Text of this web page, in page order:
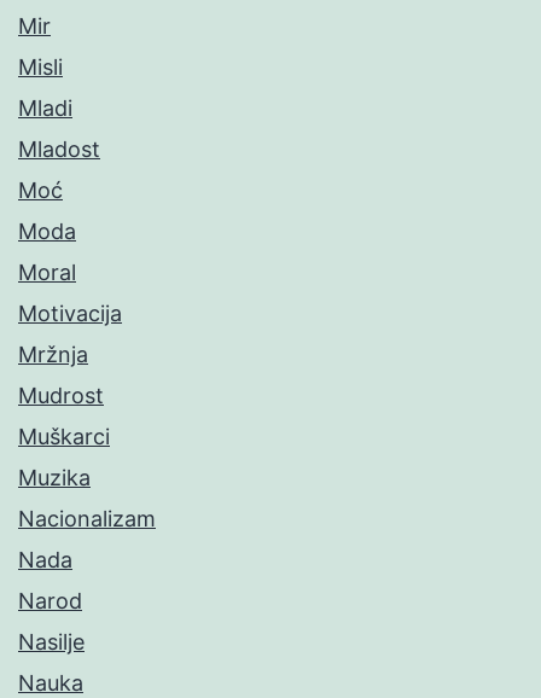
Mir
Misli
Mladi
Mladost
Moć
Moda
Moral
Motivacija
Mržnja
Mudrost
Muškarci
Muzika
Nacionalizam
Nada
Narod
Nasilje
Nauka